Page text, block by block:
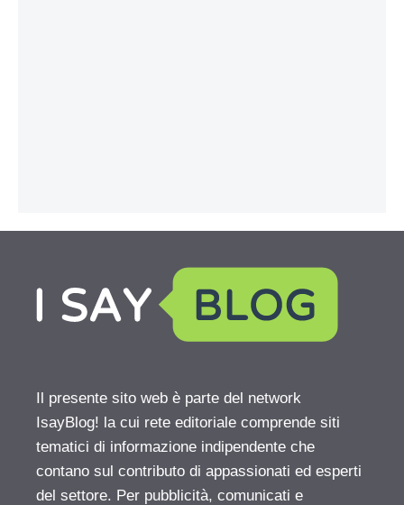
Il presente sito web è parte del network
IsayBlog! la cui rete editoriale comprende siti
tematici di informazione indipendente che
contano sul contributo di appassionati ed esperti
del settore. Per pubblicità, comunicati e